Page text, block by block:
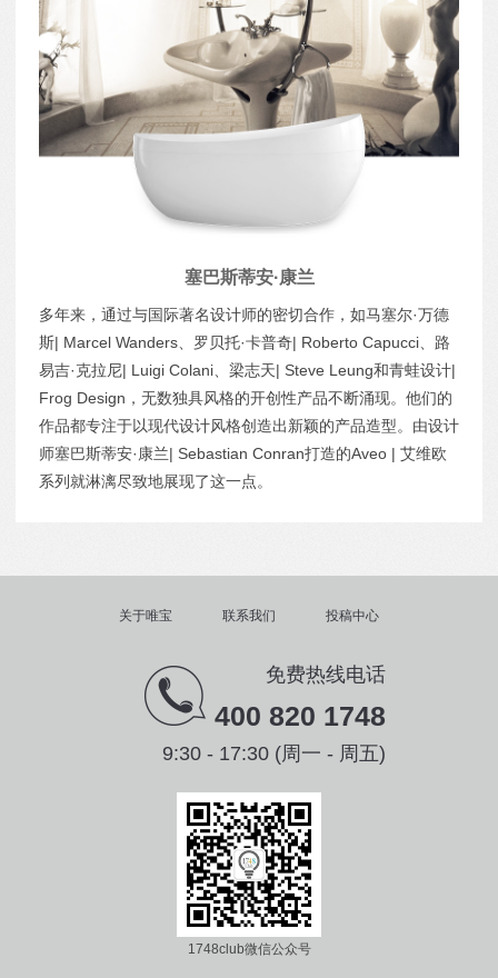
塞巴斯蒂安·康兰
多年来，通过与国际著名设计师的密切合作，如马塞尔·万德
斯| Marcel Wanders、罗贝托·卡普奇| Roberto Capucci、路
易吉·克拉尼| Luigi Colani、梁志天| Steve Leung和青蛙设计|
Frog Design，无数独具风格的开创性产品不断涌现。他们的
作品都专注于以现代设计风格创造出新颖的产品造型。由设计
师塞巴斯蒂安·康兰| Sebastian Conran打造的Aveo | 艾维欧
系列就淋漓尽致地展现了这一点。
关于唯宝 联系我们 投稿中心
免费热线电话
400 820 1748
9:30 - 17:30 (周一 - 周五)
1748club微信公众号